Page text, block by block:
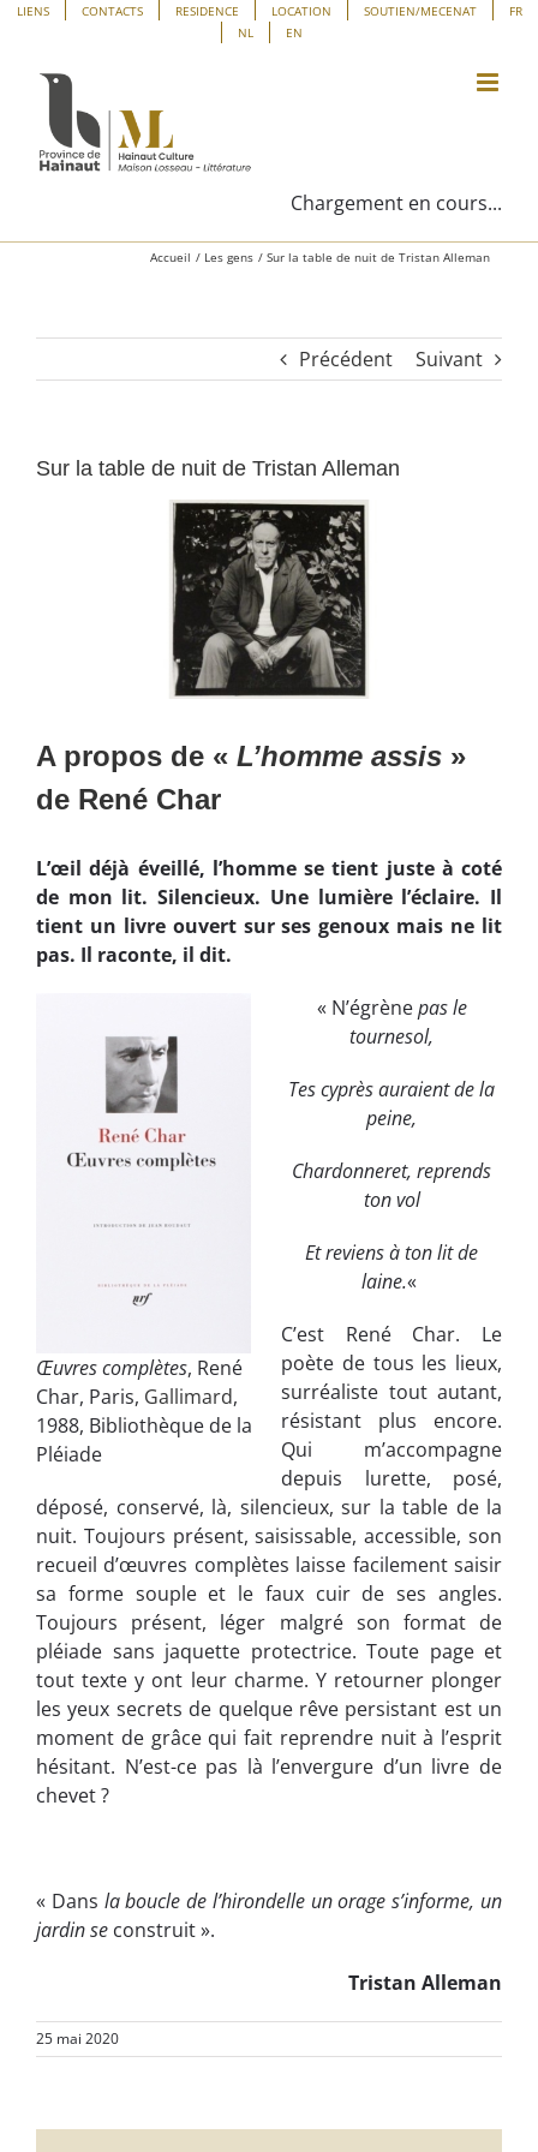
Panneau de gestion des cookies
Passer
contenu
LIENS CONTACTS RESIDENCE LOCATION SOUTIEN/MECENAT
FR
NL
EN
Chargement en cours...
Accueil Les gens Sur la table de nuit de Tristan Alleman
Précédent Suivant
Sur la table de nuit de Tristan Alleman
A propos de « L’homme assis »
de René Char
L’œil déjà éveillé, l’homme se tient juste à coté
de mon lit. Silencieux. Une lumière l’éclaire. Il
tient un livre ouvert sur ses genoux mais ne lit
pas. Il raconte, il dit.
Œuvres complètes, René
Char, Paris, Gallimard,
1988, Bibliothèque de la
Pléiade
« N’égrènepas le
tournesol,
Tes cyprès auraient de la
peine,
Chardonneret, reprends
ton vol
Et reviens à ton lit de
laine.«
C’est René Char. Le
poète de tous les lieux,
surréaliste tout autant,
résistant plus encore.
Qui m’accompagne
depuis lurette, posé,
déposé, conservé, là, silencieux, sur la table de la
nuit. Toujours présent, saisissable, accessible, son
recueil d’œuvres complètes laisse facilement saisir
sa forme souple et le faux cuir de ses angles.
Toujours présent, léger malgré son format de
pléiade sans jaquette protectrice. Toute page et
tout texte y ont leur charme. Y retourner plonger
les yeux secrets de quelque rêve persistant est un
moment de grâce qui fait reprendre nuit à l’esprit
hésitant. N’est-ce pas là l’envergure d’un livre de
chevet ?
« Dans la boucle de l’hirondelle un orage s’informe, un
jardin se construit ».
Tristan Alleman
25 mai 2020